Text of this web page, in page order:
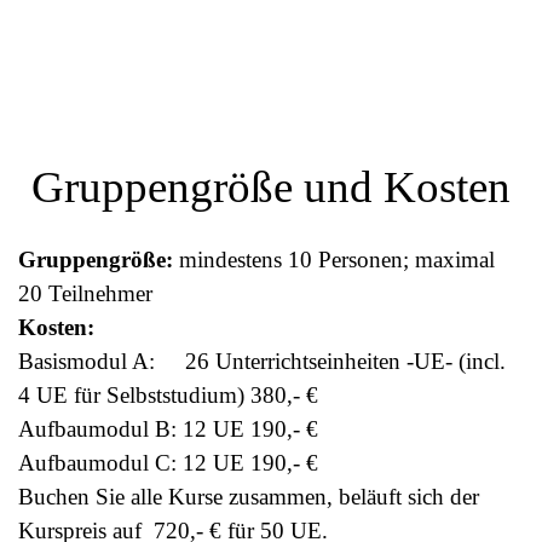
Gruppengröße und Kosten
Gruppengröße: mindestens 10 Personen; maximal
20 Teilnehmer
Kosten:
Basismodul A:
26 Unterrichtseinheiten -UE- (incl.
4 UE für Selbststudium) 380,- €
Aufbaumodul B: 12 UE 190,- €
Aufbaumodul C: 12 UE 190,- €
Buchen Sie alle Kurse zusammen, beläuft sich der
Kurspreis auf 720,- € für 50 UE.